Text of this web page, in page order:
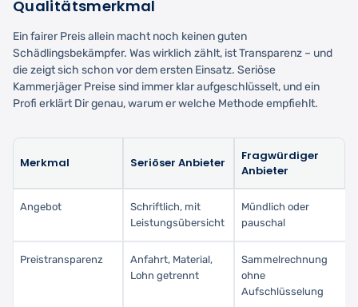
Qualitätsmerkmal
Ein fairer Preis allein macht noch keinen guten
Schädlingsbekämpfer. Was wirklich zählt, ist Transparenz – und
die zeigt sich schon vor dem ersten Einsatz. Seriöse
Kammerjäger Preise sind immer klar aufgeschlüsselt, und ein
Profi erklärt Dir genau, warum er welche Methode empfiehlt.
Merkmal Seriöser Anbieter
Fragwürdiger
Anbieter
Angebot
Schriftlich, mit
Leistungsübersicht
Mündlich oder
pauschal
Preistransparenz
Anfahrt, Material,
Lohn getrennt
Sammelrechnung
ohne
Aufschlüsselung